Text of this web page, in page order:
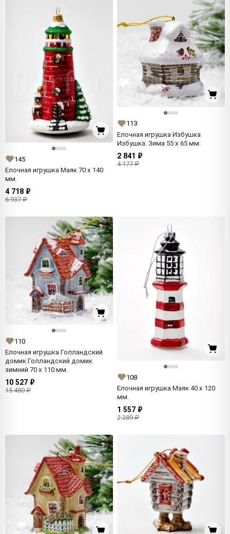
145
Елочная игрушка Маяк 70 x 140
мм.
4 718 ₽
6 937 ₽
113
Елочная игрушка Избушка
Избушка. Зима 55 x 65 мм.
2 841 ₽
4 177 ₽
110
Елочная игрушка Голландский
домик Голландский домик
зимний 70 x 110 мм.
10 527 ₽
15 480 ₽
108
Елочная игрушка Маяк 40 x 120
мм.
1 557 ₽
2 289 ₽